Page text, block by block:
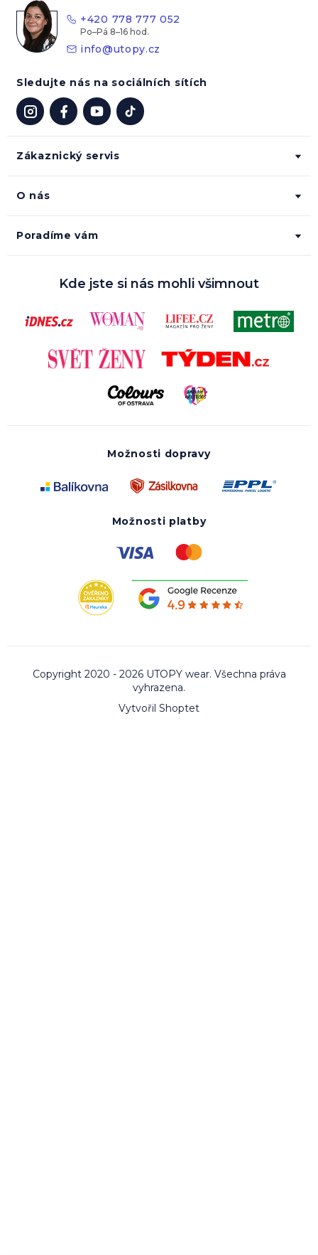
Zákaznický servis
O nás
Poradíme vám
+420 778 777 052
info@utopy.cz
Sledujte nás na sociálních sítích
Kde jste si nás mohli všimnout
Možnosti dopravy
Možnosti platby
Vytvořil Shoptet
Copyright 2020 - 2026 UTOPY wear. Všechna práva
vyhrazena.